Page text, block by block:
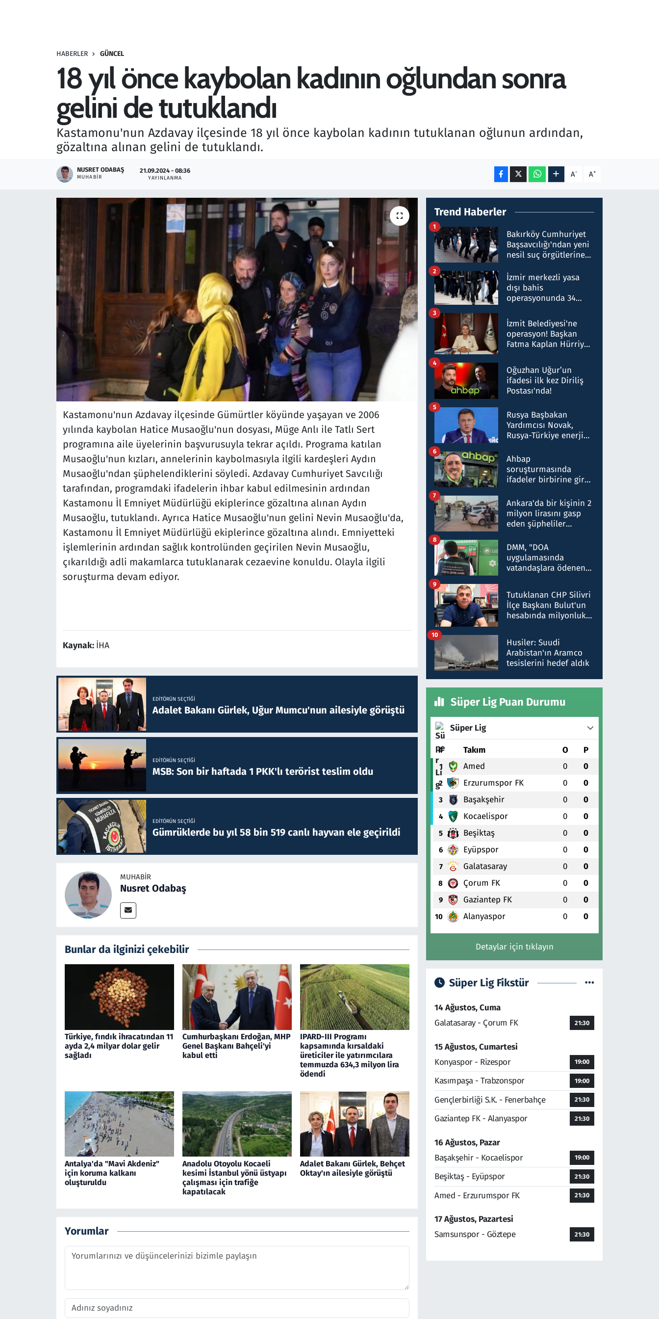
HABERLER GÜNCEL
18 yıl önce kaybolan kadının oğlundan sonra
gelini de tutuklandı
Kastamonu'nun Azdavay ilçesinde 18 yıl önce kaybolan kadının tutuklanan oğlunun ardından,
gözaltına alınan gelini de tutuklandı.
NUSRET ODABAŞ
MUHABIR
21.09.2024 - 08:36
YAYINLANMA A- A+
Kastamonu'nun Azdavay ilçesinde Gümürtler köyünde yaşayan ve 2006
yılında kaybolan Hatice Musaoğlu'nun dosyası, Müge Anlı ile Tatlı Sert
programına aile üyelerinin başvurusuyla tekrar açıldı. Programa katılan
Musaoğlu'nun kızları, annelerinin kaybolmasıyla ilgili kardeşleri Aydın
Musaoğlu'ndan şüphelendiklerini söyledi. Azdavay Cumhuriyet Savcılığı
tarafından, programdaki ifadelerin ihbar kabul edilmesinin ardından
Kastamonu İl Emniyet Müdürlüğü ekiplerince gözaltına alınan Aydın
Musaoğlu, tutuklandı. Ayrıca Hatice Musaoğlu'nun gelini Nevin Musaoğlu'da,
Kastamonu İl Emniyet Müdürlüğü ekiplerince gözaltına alındı. Emniyetteki
işlemlerinin ardından sağlık kontrolünden geçirilen Nevin Musaoğlu,
çıkarıldığı adli makamlarca tutuklanarak cezaevine konuldu. Olayla ilgili
soruşturma devam ediyor.
Kaynak: İHA
EDITÖRÜN SEÇTIĞI
Adalet Bakanı Gürlek, Uğur Mumcu'nun ailesiyle görüştü
EDITÖRÜN SEÇTIĞI
MSB: Son bir haftada 1 PKK'lı terörist teslim oldu
EDITÖRÜN SEÇTIĞI
Gümrüklerde bu yıl 58 bin 519 canlı hayvan ele geçirildi
MUHABIR
Nusret Odabaş
Bunlar da ilginizi çekebilir
Türkiye, fındık ihracatından 11
ayda 2,4 milyar dolar gelir
sağladı
Cumhurbaşkanı Erdoğan, MHP
Genel Başkanı Bahçeli'yi
kabul etti
IPARD-III Programı
kapsamında kırsaldaki
üreticiler ile yatırımcılara
temmuzda 634,3 milyon lira
ödendi
Antalya'da "Mavi Akdeniz"
için koruma kalkanı
oluşturuldu
Anadolu Otoyolu Kocaeli
kesimi İstanbul yönü üstyapı
çalışması için trafiğe
kapatılacak
Adalet Bakanı Gürlek, Behçet
Oktay'ın ailesiyle görüştü
Yorumlar
Trend Haberler
Bakırköy Cumhuriyet
Başsavcılığı'ndan yeni
nesil suç örgütlerine
hakkında gözaltı kararı
1
İzmir merkezli yasa
dışı bahis
operasyonunda 34
Milyar liralık para
trafiği tespit edildi
2
İzmit Belediyesi'ne
operasyon! Başkan
Fatma Kaplan Hürriyet
3
Oğuzhan Uğur’un
ifadesi ilk kez Diriliş
Postası'nda!
4
Rusya Başbakan
Yardımcısı Novak,
Rusya-Türkiye enerji
nitelikte olduğunu
belirtti
5
Ahbap
soruşturmasında
ifadeler birbirine girdi:
ifadelerinden ortaya
çıkan tablo şok etti
6
Ankara'da bir kişinin 2
milyon lirasını gasp
eden şüpheliler
7
DMM, "DOA
uygulamasında
vatandaşlara ödenen
düşürüldüğü" iddiasını
yalanladı
8
Tutuklanan CHP Silivri
İlçe Başkanı Bulut'un
hesabında milyonluk
talimat verdi, ben
gönderdim
9
Husiler: Suudi
Arabistan'ın Aramco
tesislerini hedef aldık
10
Süper Lig Puan Durumu
Süper Lig
# Takım O P
1 Amed 0 0
2 Erzurumspor FK 0 0
3 Başakşehir 0 0
4 Kocaelispor 0 0
5 Beşiktaş 0 0
6 Eyüpspor 0 0
7 Galatasaray 0 0
8 Çorum FK 0 0
9 Gaziantep FK 0 0
10 Alanyaspor 0 0
Detaylar için tıklayın
Süper Lig Fikstür
14 Ağustos, Cuma
Galatasaray - Çorum FK
21:30
15 Ağustos, Cumartesi
Konyaspor - Rizespor
19:00
Kasımpaşa - Trabzonspor 19:00
Gençlerbirliği S.K. - Fenerbahçe 21:30
Gaziantep FK - Alanyaspor 21:30
16 Ağustos, Pazar
Başakşehir - Kocaelispor
19:00
Beşiktaş - Eyüpspor 21:30
Amed - Erzurumspor FK 21:30
17 Ağustos, Pazartesi
Samsunspor - Göztepe
21:30
Savunma Sanayi
Seçim 2023
Teknoloji ve Bilim
Televizyon